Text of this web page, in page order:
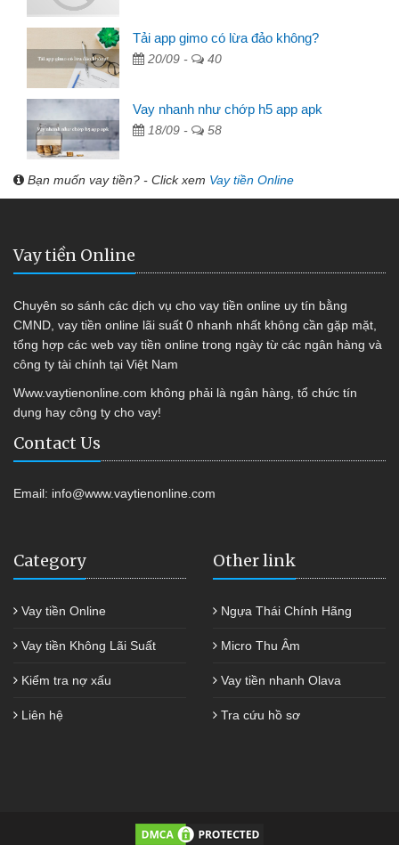
Tải app gimo có lừa đảo không?
20/09 - 40
Vay nhanh như chớp h5 app apk
18/09 - 58
Bạn muốn vay tiền? - Click xem Vay tiền Online
Vay tiền Online
Chuyên so sánh các dịch vụ cho vay tiền online uy tín bằng
CMND, vay tiền online lãi suất 0 nhanh nhất không cần gặp mặt,
tổng hợp các web vay tiền online trong ngày từ các ngân hàng và
công ty tài chính tại Việt Nam
Www.vaytienonline.com không phải là ngân hàng, tổ chức tín
dụng hay công ty cho vay!
Contact Us
Email: info@www.vaytienonline.com
Category
Vay tiền Online
Vay tiền Không Lãi Suất
Kiểm tra nợ xấu
Liên hệ
Other link
Ngựa Thái Chính Hãng
Micro Thu Âm
Vay tiền nhanh Olava
Tra cứu hồ sơ